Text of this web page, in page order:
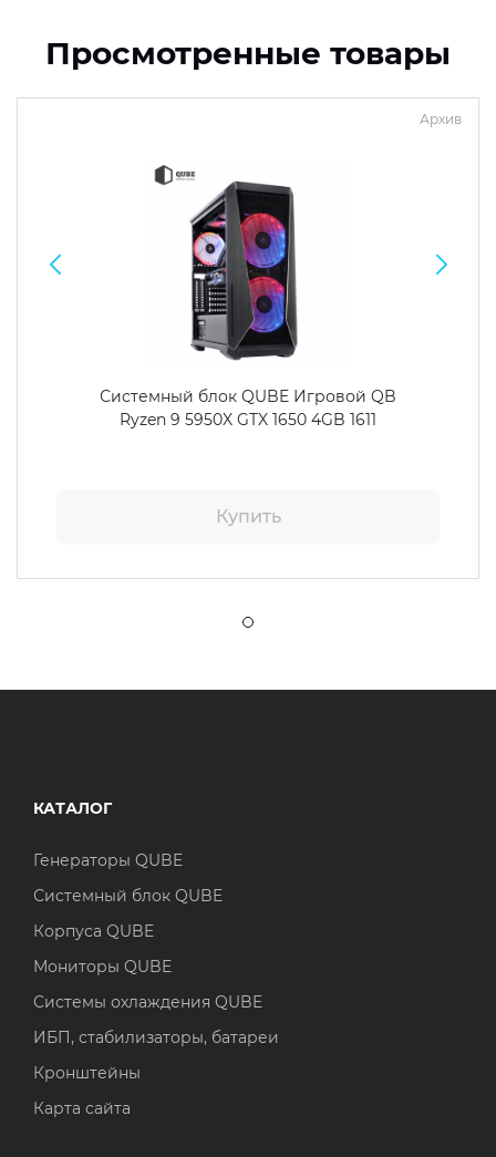
Просмотренные товары
Архив
Системный блок QUBE Игровой QB
Ryzen 9 5950X GTX 1650 4GB 1611
Купить
КАТАЛОГ
Генераторы QUBE
Системный блок QUBE
Корпуса QUBE
Мониторы QUBE
Системы охлаждения QUBE
ИБП, стабилизаторы, батареи
Кронштейны
Карта сайта